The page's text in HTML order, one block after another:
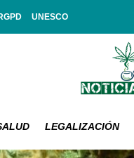
UNESCO
LEGALIZACIÓN